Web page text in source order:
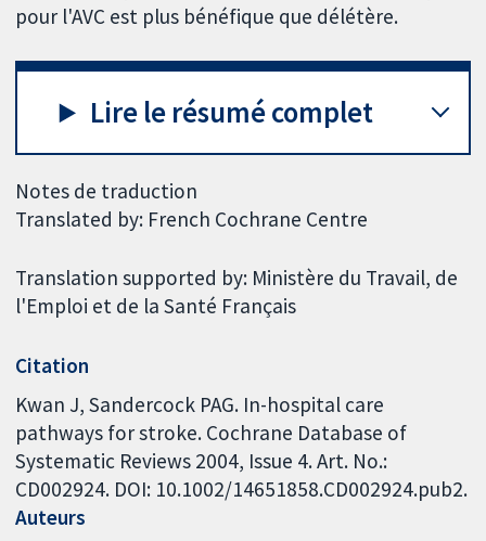
pour l'AVC est plus bénéfique que délétère.
Lire le résumé complet
Notes de traduction
Translated by: French Cochrane Centre
Translation supported by: Ministère du Travail, de
l'Emploi et de la Santé Français
Citation
Kwan J, Sandercock PAG. In-hospital care
pathways for stroke. Cochrane Database of
Systematic Reviews 2004, Issue 4. Art. No.:
CD002924. DOI: 10.1002/14651858.CD002924.pub2.
Auteurs